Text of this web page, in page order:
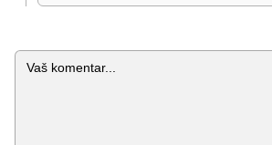
Komentar